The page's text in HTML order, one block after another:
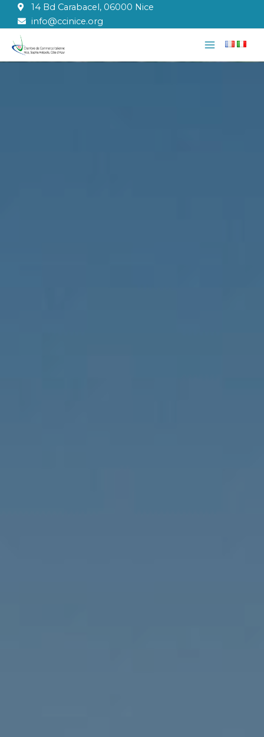
contenu
14 Bd Carabacel, 06000 Nice
info@ccinice.org
Main
Menu